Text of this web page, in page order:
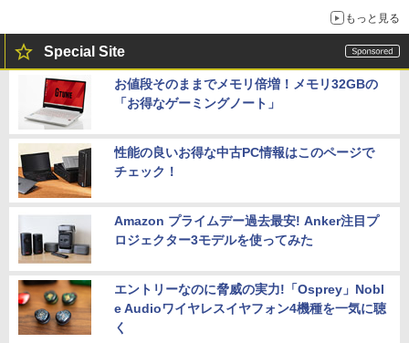
もっと見る
Special Site
お値段そのままでメモリ倍増！メモリ32GBの
「お得なゲーミングノート」
性能の良いお得な中古PC情報はこのページで
チェック！
Amazon プライムデー過去最安! Anker注目プ
ロジェクター3モデルを使ってみた
エントリーなのに脅威の実力!「Osprey」Nobl
e Audioワイヤレスイヤフォン4機種を一気に聴
く